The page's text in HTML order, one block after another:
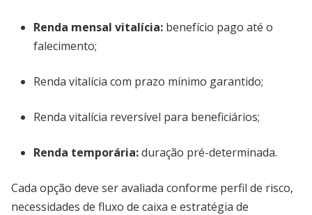
Renda mensal vitalícia: benefício pago até o
falecimento;
Renda vitalícia com prazo mínimo garantido;
Renda vitalícia reversível para beneficiários;
Renda temporária:duração pré-determinada.
Cada opção deve ser avaliada conforme perfil de risco,
necessidades de fluxo de caixa e estratégia de